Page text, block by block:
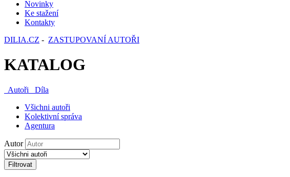
Novinky
Ke stažení
Kontakty
DILIA.CZ - ZASTUPOVANÍ AUTOŘI
KATALOG
Autoři
Díla
Všichni autoři
Kolektivní správa
Agentura
Autor
Filtrovat